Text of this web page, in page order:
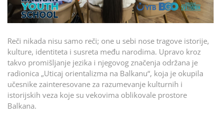
Reči nikada nisu samo reči; one u sebi nose tragove istorije,
kulture, identiteta i susreta među narodima. Upravo kroz
takvo promišljanje jezika i njegovog značenja održana je
radionica „Uticaj orientalizma na Balkanu“, koja je okupila
učesnike zainteresovane za razumevanje kulturnih i
istorijskih veza koje su vekovima oblikovale prostore
Balkana.